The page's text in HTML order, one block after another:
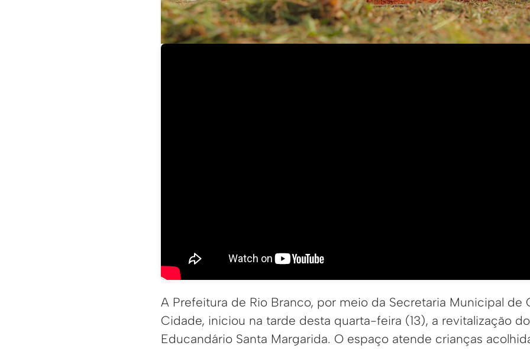
A Prefeitura de Rio Branco, por meio da Secretaria Municipal de
Cidade, iniciou na tarde desta quarta-feira (13), a revitalização
Educandário Santa Margarida. O espaço atende crianças